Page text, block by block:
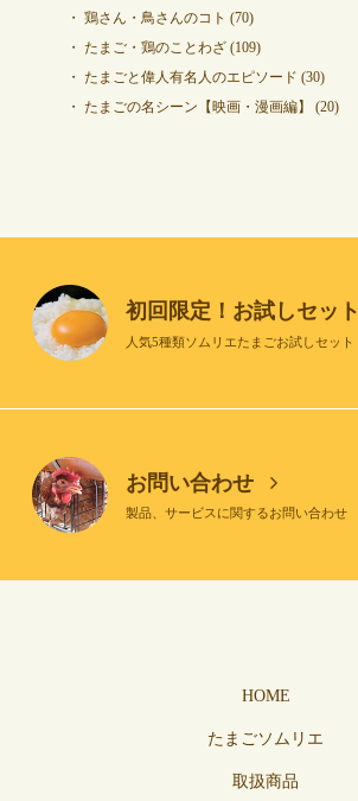
鶏さん・鳥さんのコト (70)
たまご・鶏のことわざ(109)
たまごと偉人有名人のエピソード (30)
たまごの名シーン【映画・漫画編】
(20)
初回限定！お試しセット
人気5種類ソムリエたまごお試しセット
お問い合わせ
製品、サービスに関するお問い合わせ
HOME
たまごソムリエ
取扱商品